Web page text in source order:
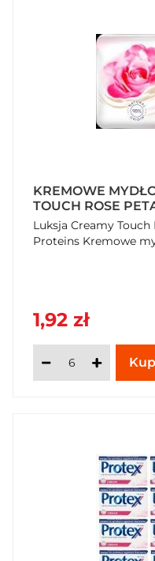
KREMOWE
TOUCH ROSE
90 G
Luksja Creamy
Proteins Kremowe
1,92 zł